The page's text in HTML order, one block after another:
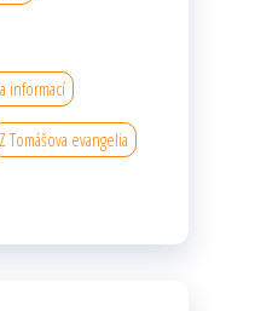
informací
Z Tomášova evangelia